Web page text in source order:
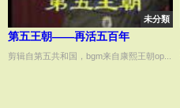
未分類
第五王朝——再活五百年
剪辑自第五共和国，bgm来自康熙王朝op...